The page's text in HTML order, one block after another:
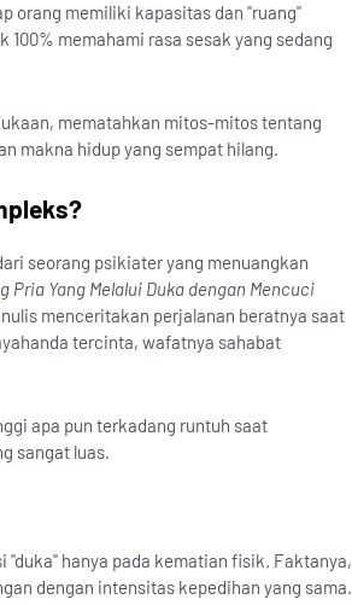
orang memiliki kapasitas dan "ruang"
memahami rasa sesak yang sedang
mematahkan mitos-mitos tentang
makna hidup yang sempat hilang.
seorang psikiater yang menuangkan
Pria Yang Melalui Duka dengan Mencuci
menceritakan perjalanan beratnya saat
tercinta, wafatnya sahabat
apa pun terkadang runtuh saat
sangat luas.
hanya pada kematian fisik. Faktanya,
dengan intensitas kepedihan yang sama.